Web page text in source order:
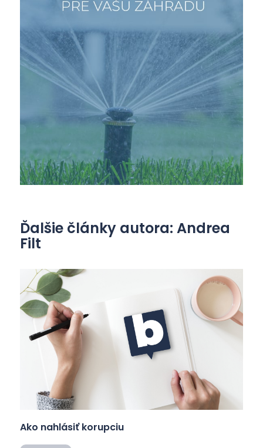
Ďalšie články autora: Andrea
Filt
Ako nahlásiť korupciu